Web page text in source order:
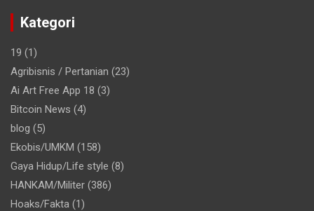
Kategori
19 (1)
Agribisnis / Pertanian (23)
Ai Art Free App 18 (3)
Bitcoin News (4)
blog (5)
Ekobis/UMKM (158)
Gaya Hidup/Life style (8)
HANKAM/Militer (386)
Hoaks/Fakta (1)